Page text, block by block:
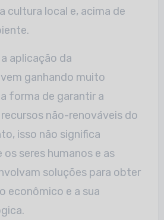
cultura local e, acima de
aplicação da
ganhando muito
forma de garantir a
não-renováveis do
isso não significa
seres humanos e as
soluções para obter
econômico e a sua